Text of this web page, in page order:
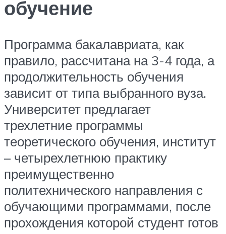
обучение
Программа бакалавриата, как
правило, рассчитана на 3-4 года, а
продолжительность обучения
зависит от типа выбранного вуза.
Университет предлагает
трехлетние программы
теоретического обучения, институт
– четырехлетнюю практику
преимущественно
политехнического направления с
обучающими программами, после
прохождения которой студент готов